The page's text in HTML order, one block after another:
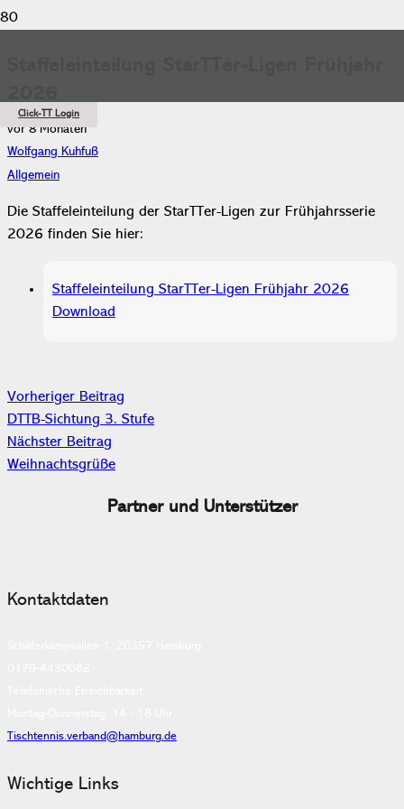
Click-TT Login
vor 8 Monaten
Wolfgang Kuhfuß
Allgemein
Die Staffeleinteilung der StarTTer-Ligen zur Frühjahrsserie
2026 finden Sie hier:
Staffeleinteilung StarTTer-Ligen Frühjahr 2026
Download
Vorheriger Beitrag
DTTB-Sichtung 3. Stufe
Nächster Beitrag
Weihnachtsgrüße
Partner und Unterstützer
Kontaktdaten
Tischtennis.verband@hamburg.de
Wichtige Links